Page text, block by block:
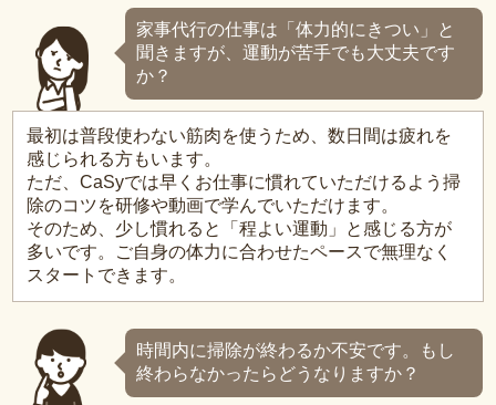
家事代行の仕事は「体力的にきつい」と
聞きますが、運動が苦手でも大丈夫です
か？
最初は普段使わない筋肉を使うため、数日間は疲れを
感じられる方もいます。
ただ、CaSyでは早くお仕事に慣れていただけるよう掃
除のコツを研修や動画で学んでいただけます。
そのため、少し慣れると「程よい運動」と感じる方が
多いです。ご自身の体力に合わせたペースで無理なく
スタートできます。
時間内に掃除が終わるか不安です。もし
終わらなかったらどうなりますか？